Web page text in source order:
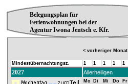
Belegungsplan für
Ferienwohnungen bei der
Agentur Iwona Jentsch e. Kfr.
< vorheriger Monat
Mindestübernachtungsz. 1 1 1 1 1
2027 Allerheiligen
Mo Di Mi Do Fr